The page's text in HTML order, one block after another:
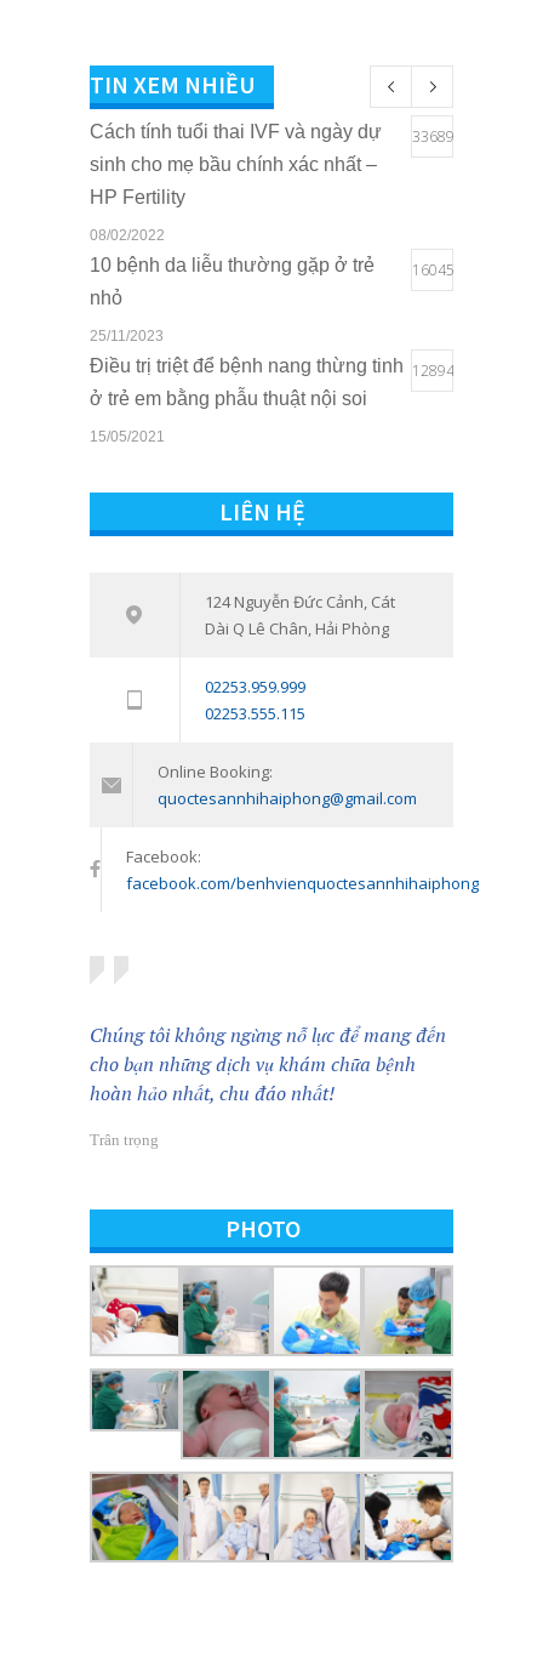
TIN XEM NHIỀU
Cách tính tuổi thai IVF và ngày dự
sinh cho mẹ bầu chính xác nhất –
HP Fertility
33689
08/02/2022
10 bệnh da liễu thường gặp ở trẻ
nhỏ
16045
25/11/2023
Điều trị triệt để bệnh nang thừng tinh
ở trẻ em bằng phẫu thuật nội soi
12894
15/05/2021
BHYT tại Bệnh viện Quốc tế Sản
Nhi Hải Phòng
Tham vấn – Trị liệu tâm lý trẻ em và
trẻ vị thành niên: Đồng hành cùng
tâm lý
LIÊN HỆ
124 Nguyễn Đức Cảnh, Cát
Dài Q Lê Chân, Hải Phòng
02253.959.999
02253.555.115
Online Booking:
quoctesannhihaiphong@gmail.com
Facebook:
facebook.com/benhvienquoctesannhihaiphong
Chúng tôi không ngừng nỗ lực để mang đến
cho bạn những dịch vụ khám chữa bệnh
hoàn hảo nhất, chu đáo nhất!
Trân trọng
PHOTO